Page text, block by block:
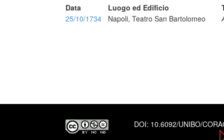
Data Luogo ed Edificio
25/10/1734
Napoli, Teatro San Bartolomeo
DOI: 10.6092/UNIBO/